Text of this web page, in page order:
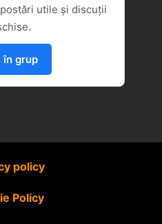
utile și discuții
în grup
policy
Policy